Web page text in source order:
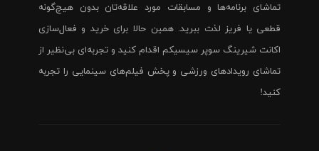
تماشای برنامه‌ها و مسابقات مورد علاقه‌تان بدون هیچ‌گونه
قطعی یا فریز لذت ببرید. همین حالا برای خرید و فعال‌سازی
اکانت شیرینگ سوپر سیسیکم اقدام کنید و تجربه‌ای بی‌نظیر از
تماشای رویدادهای ورزشی و پخش فیلم‌های سینمایی را تجربه
کنید!